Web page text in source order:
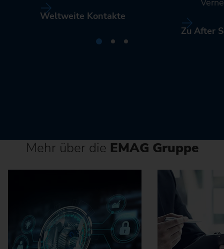
Weltweite Kontakte
Zu After
Mehr über die EMAG Gruppe